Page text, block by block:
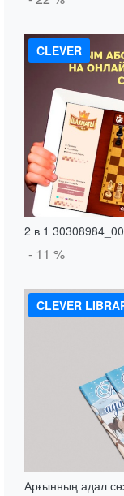
CLEVER
2 в 1
- 11 %
CLEVER
Арғынның адал